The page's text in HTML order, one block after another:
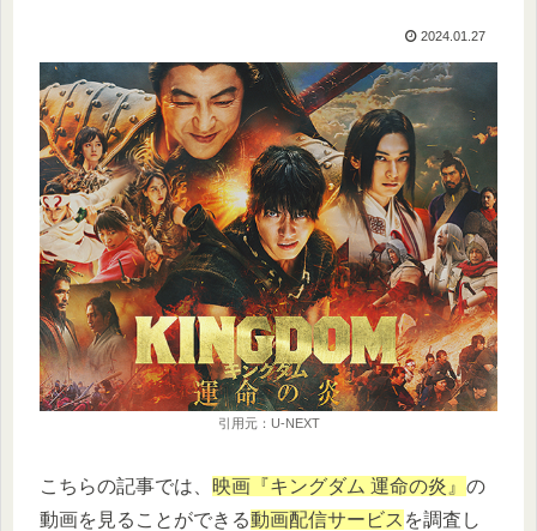
2024.01.27
引用元：U-NEXT
こちらの記事では、 映画『キングダム 運命の炎』 の
動画を見ることができる動画配信サービス を調査し